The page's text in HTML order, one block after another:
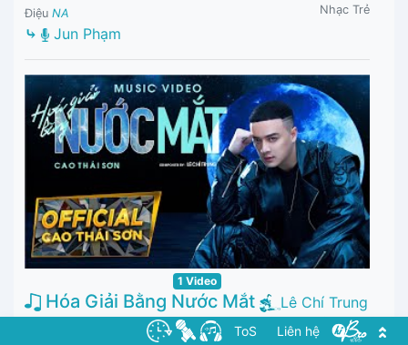
Điệu NA Nhạc Trẻ
⤷ Jun Phạm
1 Video
Hóa Giải Bằng Nước Mắt
Lê Chí Trung
|Ukulele |Piano|
Organ
ToS Liên hệ